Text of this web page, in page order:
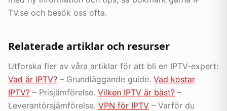
TV.se och besök oss ofta.
Relaterade artiklar och resurser
Utforska fler av våra artiklar för att bli en IPTV-expert:
Vad är IPTV? – Grundläggande guide. Vad kostar
IPTV? – Prisjämförelse. Vilken IPTV är bäst? –
Leverantörsjämförelse. VPN för IPTV – Varför du